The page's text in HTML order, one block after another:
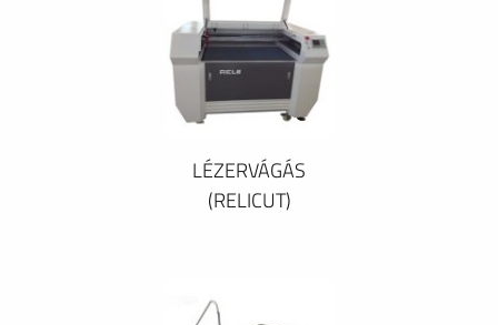
LÉZERVÁGÁS
(RELICUT)